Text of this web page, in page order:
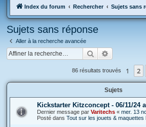
Index du forum Rechercher Sujets sans
Sujets sans réponse
Aller à la recherche avancée
Rechercher
86 résultats trouvés 1 2
Sujets
Kickstarter Kitzconcept - 06/11/24
Dernier message par Varitechs « mer. 13
Posté dans Tout sur les jouets &